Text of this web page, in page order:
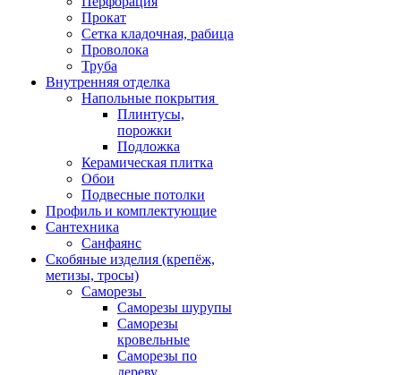
Прокат
Сетка кладочная, рабица
Проволока
Труба
Внутренняя отделка
Напольные покрытия
Плинтусы,
порожки
Подложка
Керамическая плитка
Обои
Подвесные потолки
Профиль и комплектующие
Сантехника
Санфаянс
Скобяные изделия (крепёж,
метизы, тросы)
Саморезы
Саморезы шурупы
Саморезы
кровельные
Саморезы по
дереву